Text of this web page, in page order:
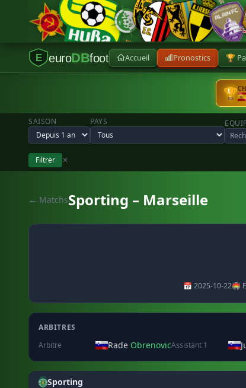
E euroDBfoot Accueil Pronostics 🏆
🏆
SAISON PAYS
Filtrer ✕
← MatchsSporting – Marseille
📅 2025-10-22🏟️
ARBITRES
Arbitre
Rade ObrenovicAssistant 1
Sporting